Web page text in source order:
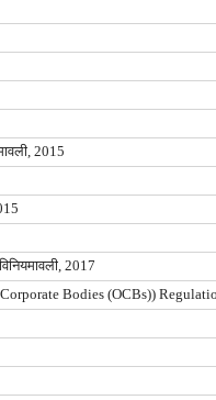
2015
2017
Bodies (OCBs))